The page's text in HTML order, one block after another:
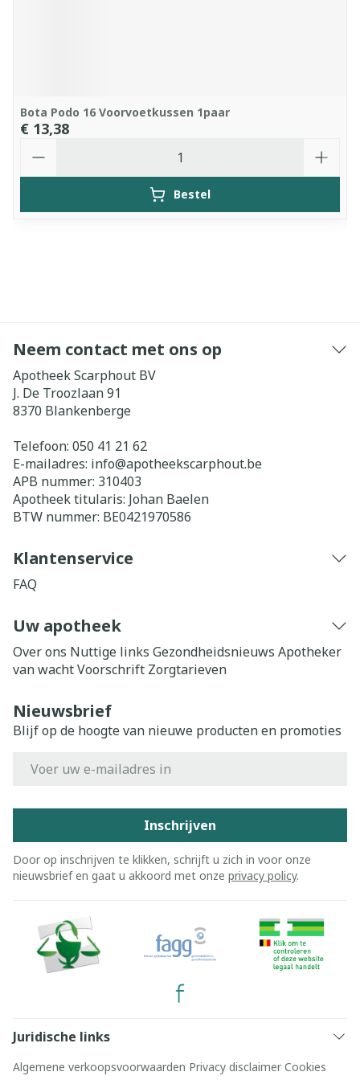
Bota Podo 16 Voorvoetkussen 1paar
€ 13,38
Bestel
Neem contact met ons op
Apotheek Scarphout BV
J. De Troozlaan 91
8370 Blankenberge
Telefoon: 050 41 21 62
E-mailadres: info@apotheekscarphout.be
APB nummer: 310403
Apotheek titularis: Johan Baelen
BTW nummer: BE0421970586
Klantenservice
FAQ
Uw apotheek
Over ons Nuttige links Gezondheidsnieuws Apotheker
van wachtVoorschrift Zorgtarieven
Nieuwsbrief
Blijf op de hoogte van nieuwe producten en promoties
Inschrijven
Door op inschrijven te klikken, schrijft u zich in voor onze
nieuwsbrief en gaat u akkoord met onze privacy policy.
Juridische links
Algemene verkoopsvoorwaarden Privacy disclaimer Cookies